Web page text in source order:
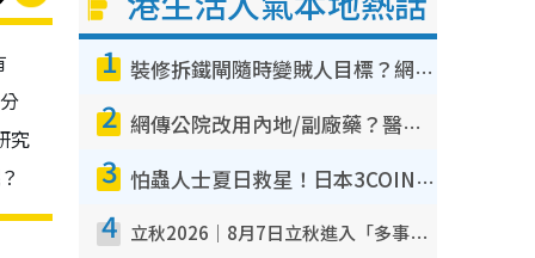
究
1 裝修拆鐵閘隨時變賊人目標？網民揭2大關鍵用途：裝新式等於白裝？附新舊鐵閘分別
2 網傳公院改用內地/副廠藥？醫生拆解正副廠分別 揭4類人換藥隨時出事
3 怕蟲人士夏日救星！日本3COINS爆紅驅蟲神器$45起 1招「全程免觸碰」輕鬆搞定小強
4 立秋2026｜8月7日立秋進入「多事之秋」 3件事唔做得！專家教6招開運 清枱頭／銀包納氣接好運